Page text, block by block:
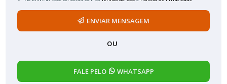
ENVIAR MENSAGEM
OU
FALE PELO WHATSAPP